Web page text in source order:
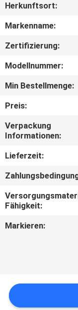
FABRIK-
TRETEN
SIE
MIT
UNS
IN
VERBINDUNG
SITEMAP
Herkunftsort:
Markenname:
Zertifizierung:
Modellnummer:
Min Bestellmenge:
Preis:
Verpackung
Informationen:
Lieferzeit:
Fähigkeit:
Markieren: